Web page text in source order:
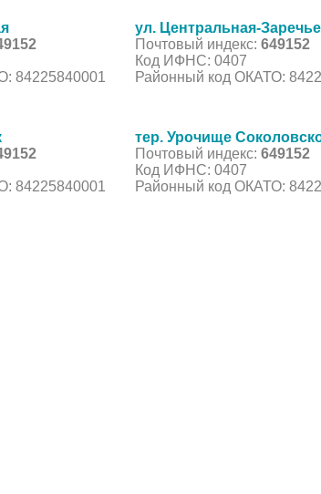
84225840001
ул. Центральная-Заречье
Почтовый индекс: 649152
Код ИФНС: 0407
Районный код ОКАТО:
84225840001
тер. Урочище
Почтовый индекс: 649152
Код ИФНС: 0407
Районный код ОКАТО: